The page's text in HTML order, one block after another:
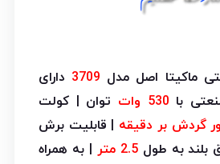
ماکیتا اصل مدل 3709 دارای
با 530 وات
توان | کولت
| قابلیت برش
بلند به طول 2.5 متر
| به همراه